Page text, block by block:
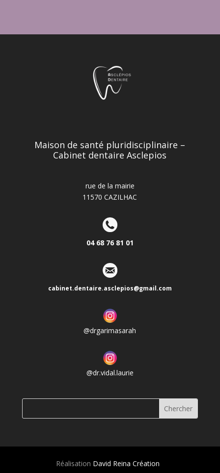
Maison de santé pluridisciplinaire –
Cabinet dentaire Asclepios
rue de la mairie
11570 CAZILHAC
04 68 76 81 01
cabinet.dentaire.asclepios@gmail.com
@drgarimasarah
@dr.vidal.laurie
Réalisation David Reina Création